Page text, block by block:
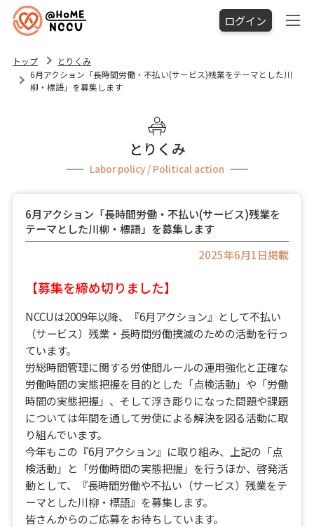
ログイン
トップ
とりくみ
6月アクション「長時間労働・不払い(サービス)残業をテーマとした川
柳・標語」を募集します
とりくみ
Labor policy / Political action
6月アクション「長時間労働・不払い(サービス)残業を
テーマとした川柳・標語」を募集します
2025年6月1日掲載
【募集を締め切りました】
NCCUは2009年以降、『6月アクション』として不払い
（サービス）残業・長時間労働撲滅のための活動を行っ
ています。
労総時間管理に関する労使間ルールの運用強化と正確な
労働時間の実態把握を目的とした「点検活動」や「労働
時間の実態把握」、そして浮き彫りになった問題や課題
については年間を通して労使による解決を図る活動に取
り組んでいます。
今年もこの『6月アクション』に取り組み、上記の「点
検活動」と「労働時間の実態把握」を行うほか、啓発活
動として、『長時間労働や不払い（サービス）残業をテ
ーマとした川柳・標語』を募集します。
皆さんからのご応募をお待ちしています。